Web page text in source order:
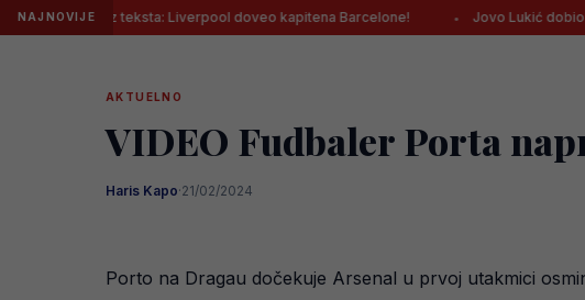
NAJNOVIJE
teksta: Liverpool doveo kapitena Barcelone! Jovo Lukić dobio još jednu
AKTUELNO
VIDEO Fudbaler Porta
Haris Kapo·21/02/2024
Porto na Dragau dočekuje Arsenal u prvoj utakmici